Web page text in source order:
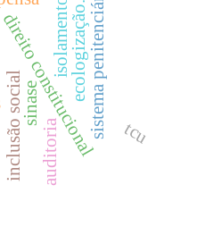
direito constitucional
isolamento
inclusão social sistema penitenciário
sinase
ecologização.
auditoria tcu